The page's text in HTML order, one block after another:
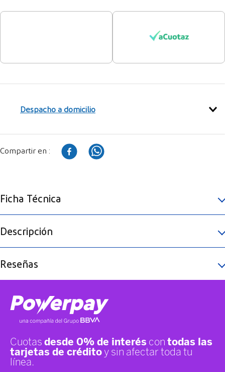
Despacho a domicilio
Ficha Técnica
Descripción
Reseñas